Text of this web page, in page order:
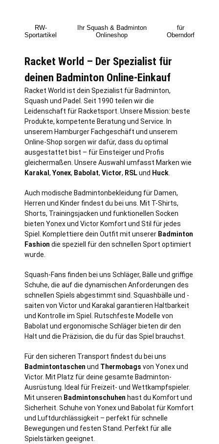
RW-
Sportartikel
Ihr Squash & Badminton
Onlineshop
für
Oberndorf
Racket World – Der Spezialist für
deinen Badminton Online-Einkauf
Racket World ist dein Spezialist für Badminton,
Squash und Padel. Seit 1990 teilen wir die
Leidenschaft für Racketsport. Unsere Mission: beste
Produkte, kompetente Beratung und Service. In
unserem Hamburger Fachgeschäft und unserem
Online-Shop sorgen wir dafür, dass du optimal
ausgestattet bist – für Einsteiger und Profis
gleichermaßen. Unsere Auswahl umfasst Marken wie
Karakal , Yonex, Babolat, Victor, RSLund Huck
Auch modische Badmintonbekleidung für Damen,
Herren und Kinder findest du bei uns. Mit T-Shirts,
Shorts, Trainingsjacken und funktionellen Socken
bieten Yonex und Victor Komfort und Stil für jedes
Spiel. Komplettiere dein Outfit mit unserer Badminton
Fashion die speziell für den schnellen Sport optimiert
wurde.
Squash-Fans finden bei uns Schläger, Bälle und griffige
Schuhe, die auf die dynamischen Anforderungen des
schnellen Spiels abgestimmt sind. Squashbälle und -
saiten von Victor und Karakal garantieren Haltbarkeit
und Kontrolle im Spiel. Rutschfeste Modelle von
Babolat und ergonomische Schläger bieten dir den
Halt und die Präzision, die du für das Spiel brauchst.
Für den sicheren Transport findest du bei uns
Badmintontaschen und Thermobags von Yonex und
Victor. Mit Platz für deine gesamte Badminton-
Ausrüstung. Ideal für Freizeit- und Wettkampfspieler.
Mit unseren Badmintonschuhen hast du Komfort und
Sicherheit. Schuhe von Yonex und Babolat für Komfort
und Luftdurchlässigkeit – perfekt für schnelle
Bewegungen und festen Stand. Perfekt für alle
Spielstärken geeignet.